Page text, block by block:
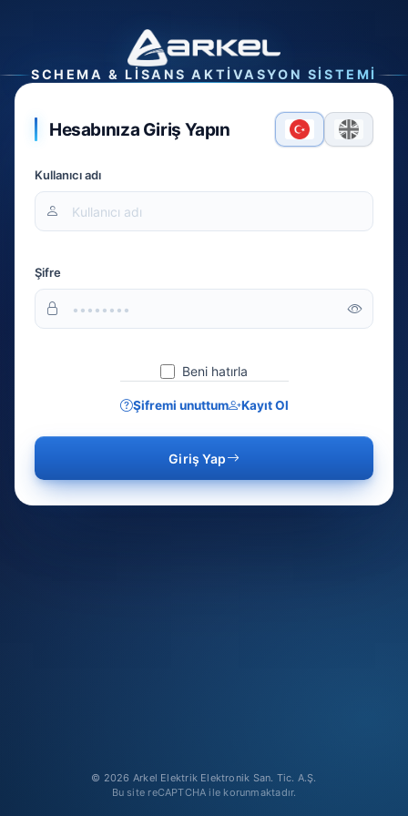
SCHEMA & LISANS AKTIVASYON SISTEMI
Hesabınıza Giriş Yapın
Kullanıcı adı
Şifre
Beni hatırla
Şifremi unuttum Kayıt Ol
Giriş Yap
© 2026 Arkel Elektrik Elektronik San. Tic. A.Ş.
Bu site reCAPTCHA ile korunmaktadır.